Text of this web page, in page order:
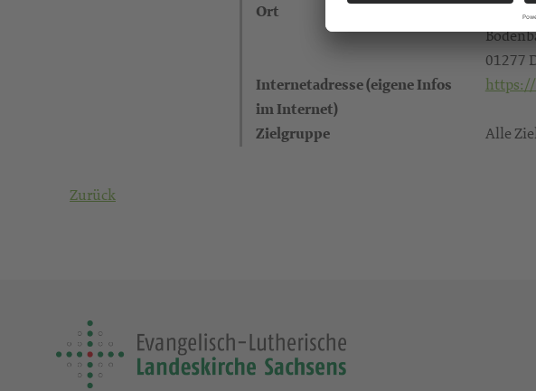
Ort
01277
Internetadresse (eigene Infos
im Internet)
Zielgruppe Alle
Zurück